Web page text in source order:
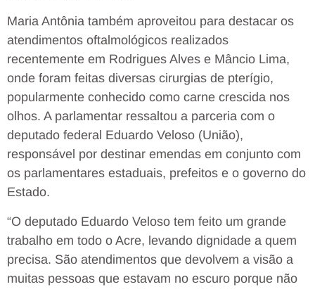
Maria Antônia também aproveitou para destacar os
atendimentos oftalmológicos realizados
recentemente em Rodrigues Alves e Mâncio Lima,
onde foram feitas diversas cirurgias de pterígio,
popularmente conhecido como carne crescida nos
olhos. A parlamentar ressaltou a parceria com o
deputado federal Eduardo Veloso (União),
responsável por destinar emendas em conjunto com
os parlamentares estaduais, prefeitos e o governo do
Estado.
“O deputado Eduardo Veloso tem feito um grande
trabalho em todo o Acre, levando dignidade a quem
precisa. São atendimentos que devolvem a visão a
muitas pessoas que estavam no escuro porque não